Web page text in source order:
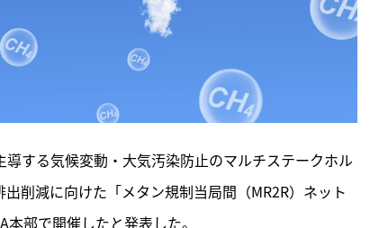
する気候変動・大気汚染防止のマルチステークホル
削減に向けた「メタン規制当局間（MR2R）ネット
部で開催したと発表した。